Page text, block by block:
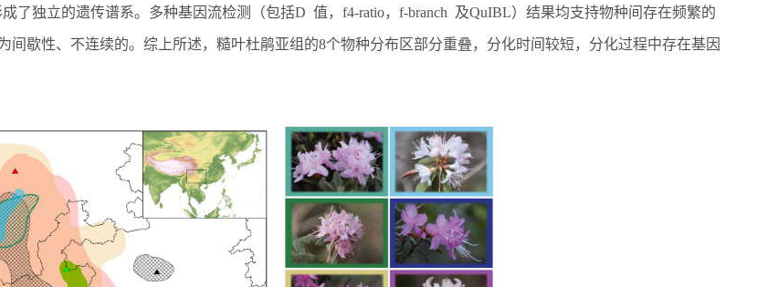
了独立的遗传谱系。多种基因流检测（包括D 值， f4-ratio， f-branch 及QuIBL）结果均支持物种间存在频繁的
间歇性、不连续的。综上所述，糙叶杜鹃亚组的8个物种分布区部分重叠，分化时间较短，分化过程中存在基因